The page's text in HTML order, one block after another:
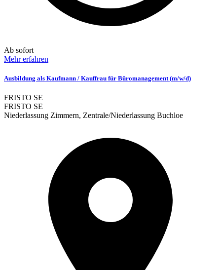
Ab sofort
Mehr erfahren
Ausbildung als Kaufmann / Kauffrau für Büromanagement (m/w/d)
FRISTO SE
FRISTO SE
Niederlassung Zimmern, Zentrale/Niederlassung Buchloe